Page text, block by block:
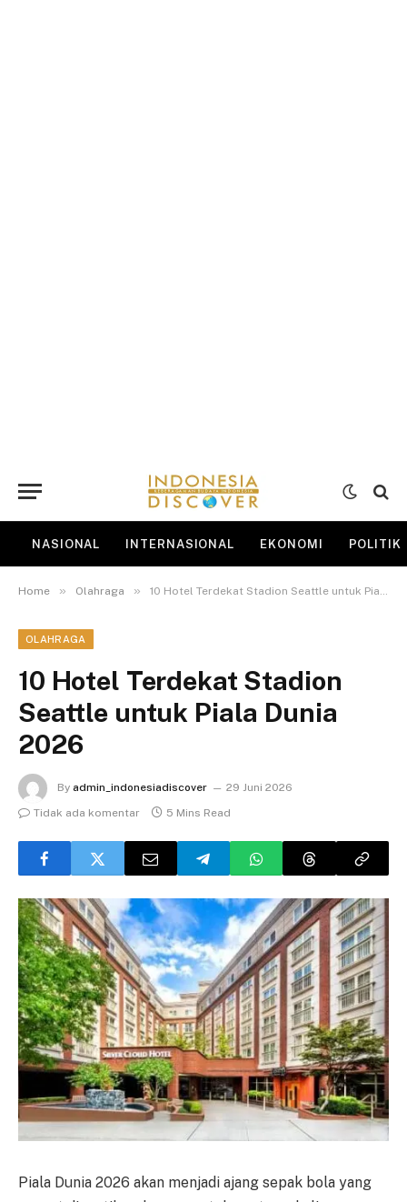
NASIONAL INTERNASIONAL EKONOMI POLITIK
Home » Olahraga » 10 Hotel Terdekat Stadion Seattle untuk Piala Dunia 2026
OLAHRAGA
10 Hotel Terdekat Stadion
Seattle untuk Piala Dunia
2026
By admin_indonesiadiscover
29 Juni 2026
Tidak ada komentar
5 Mins Read
Piala Dunia 2026 akan menjadi ajang sepak bola yang